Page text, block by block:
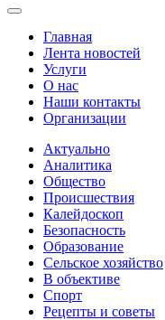
Главная
Лента новостей
Услуги
О нас
Наши контакты
Организации
Актуально
Аналитика
Общество
Происшествия
Калейдоскоп
Безопасность
Образование
Сельское хозяйство
В объективе
Спорт
Рецепты и советы